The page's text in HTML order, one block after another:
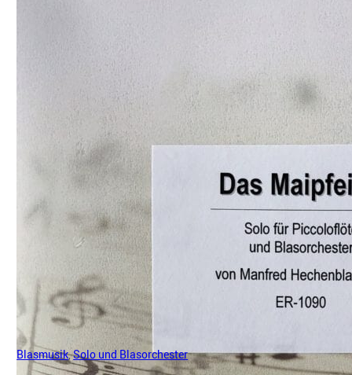
Blasmusik,Solo und Blasorchester